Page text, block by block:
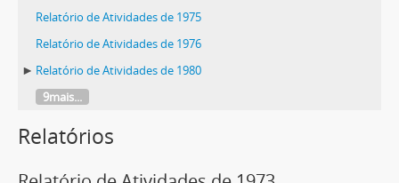
Relatório de Atividades de 1975
Relatório de Atividades de 1976
Relatório de Atividades de 1980
9mais...
Relatórios